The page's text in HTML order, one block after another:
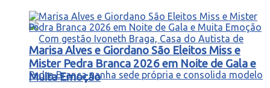
Marisa Alves e Giordano São Eleitos Miss e
Mister Pedra Branca 2026 em Noite de Gala e
Muita Emoção